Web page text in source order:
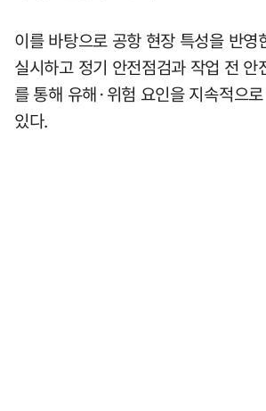
이를 바탕으로 공항 현장 특성을 반영
실시하고 정기 안전점검과 작업 전 안
를 통해 유해·위험 요인을 지속적으
있다.